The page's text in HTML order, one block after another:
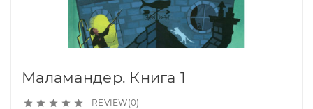
Маламандер. Книга 1
     REVIEW(0)